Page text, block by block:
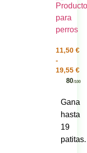
11,50 €
-
19,55 €
80/100
Gana
hasta
19
patitas.